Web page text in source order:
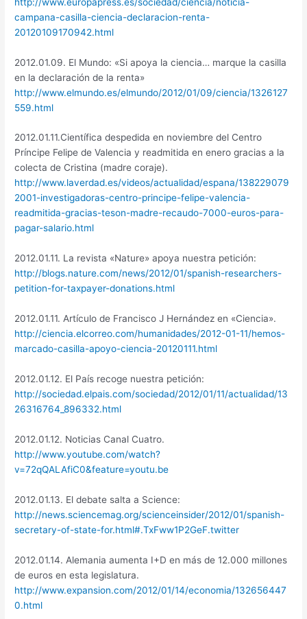
campana-casilla-ciencia-declaracion-renta-
20120109170942.html
2012.01.09. El Mundo: «Si apoya la ciencia… marque la casilla
en la declaración de la renta»
http://www.elmundo.es/elmundo/2012/01/09/ciencia/1326127
559.html
2012.01.11.Científica despedida en noviembre del Centro
Príncipe Felipe de Valencia y readmitida en enero gracias a la
colecta de Cristina (madre coraje).
http://www.laverdad.es/videos/actualidad/espana/138229079
2001-investigadoras-centro-principe-felipe-valencia-
readmitida-gracias-teson-madre-recaudo-7000-euros-para-
pagar-salario.html
2012.01.11. La revista «Nature» apoya nuestra petición:
http://blogs.nature.com/news/2012/01/spanish-researchers-
petition-for-taxpayer-donations.html
2012.01.11. Artículo de Francisco J Hernández en «Ciencia».
http://ciencia.elcorreo.com/humanidades/2012-01-11/hemos-
marcado-casilla-apoyo-ciencia-20120111.html
2012.01.12. El País recoge nuestra petición:
http://sociedad.elpais.com/sociedad/2012/01/11/actualidad/13
26316764_896332.html
2012.01.12. Noticias Canal Cuatro.
http://www.youtube.com/watch?
v=72qQALAfiC0&feature=youtu.be
2012.01.13. El debate salta a Science:
http://news.sciencemag.org/scienceinsider/2012/01/spanish-
secretary-of-state-for.html#.TxFww1P2GeF.twitter
2012.01.14. Alemania aumenta I+D en más de 12.000 millones
de euros en esta legislatura.
http://www.expansion.com/2012/01/14/economia/132656447
0.html